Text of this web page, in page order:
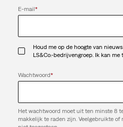
E-mail*
Houd me op de hoogte van
LS&Co.-bedrijvengroep. Ik kan
Wachtwoord*
Het wachtwoord moet uit ten minste 8
makkelijk te raden zijn. Veelgebruikte